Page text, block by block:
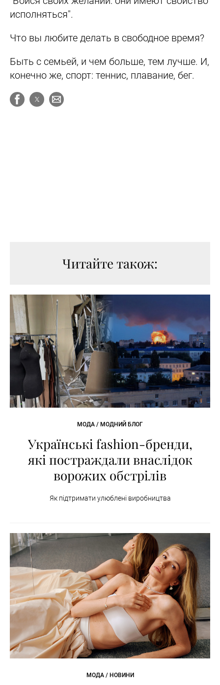
исполняться".
Что вы любите делать в свободное время?
Быть с семьей, и чем больше, тем лучше. И,
конечно же, спорт: теннис, плавание, бег.
Читайте також:
МОДА / МОДНИЙ БЛОГ
Українські fashion-бренди,
які постраждали внаслідок
ворожих обстрілів
Як підтримати улюблені виробництва
МОДА / НОВИНИ